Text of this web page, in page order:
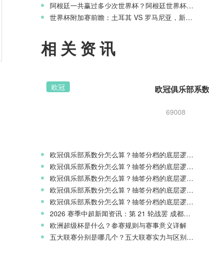
阿根廷一共赢过多少次世界杯？阿根廷世界杯历史战绩一览
世界杯附加赛前瞻：土耳其 VS 罗马尼亚，新月之星主场冲击世界杯
相关资讯
欧冠
69008
欧冠俱乐部系数分怎么算？抽签分档的底层逻辑解读
欧冠俱乐部系数分怎么算？抽签分档的底层逻辑解读
欧冠俱乐部系数分怎么算？抽签分档的底层逻辑解读
欧冠俱乐部系数分怎么算？抽签分档的底层逻辑解读
欧冠俱乐部系数分怎么算？抽签分档的底层逻辑解读
2026 赛季中超新闻资讯：第 21 轮战罢 成都蓉城领跑 津门虎读秒绝杀
欧洲超级杯是什么？参赛规则与赛事意义详解
五大联赛分别是哪几个？五大联赛实力与区别科普